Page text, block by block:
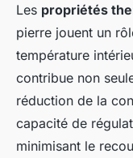
Les propriétés
pierre jouent un
température
contribue non
réduction de la
capacité de
minimisant le